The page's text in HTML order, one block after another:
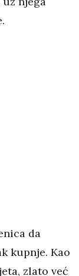
da
kupnje. Kao
zlato već